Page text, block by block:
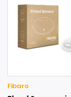
Fibaro